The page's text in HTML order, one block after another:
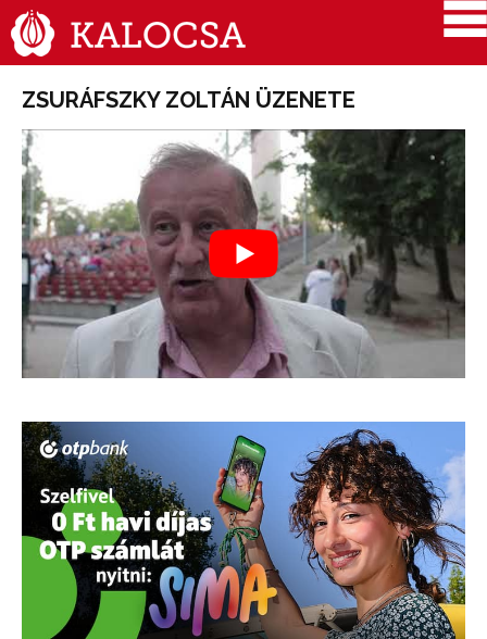
ZSURÁFSZKY ZOLTÁN ÜZENETE